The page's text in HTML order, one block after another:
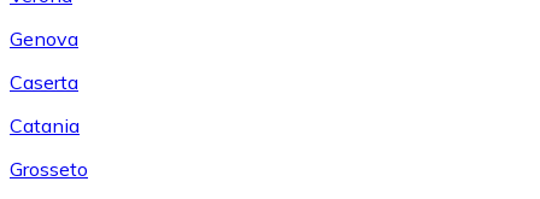
Genova
Caserta
Catania
Grosseto